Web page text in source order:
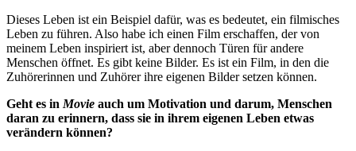
Dieses Leben ist ein Beispiel dafür, was es bedeutet, ein filmisches
Leben zu führen. Also habe ich einen Film erschaffen, der von
meinem Leben inspiriert ist, aber dennoch Türen für andere
Menschen öffnet. Es gibt keine Bilder. Es ist ein Film, in den die
Zuhörerinnen und Zuhörer ihre eigenen Bilder setzen können.
Geht es in Movie auch um Motivation und darum, Menschen
daran zu erinnern, dass sie in ihrem eigenen Leben etwas
verändern können?